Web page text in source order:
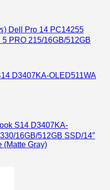
Dell Pro 14 PC14255
PRO 215/16GB/512GB
S14 D3407KA-
16GB/512GB SSD/14″
(Matte Gray)